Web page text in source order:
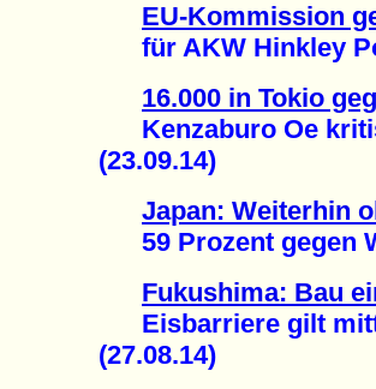
EU-Kommission
für AKW Hinkley
16.000 in Tokio
Kenzaburo Oe
(23.09.14)
Japan: Weiterhin
59 Prozent gegen
Fukushima: Bau
Eisbarriere gilt
(27.08.14)